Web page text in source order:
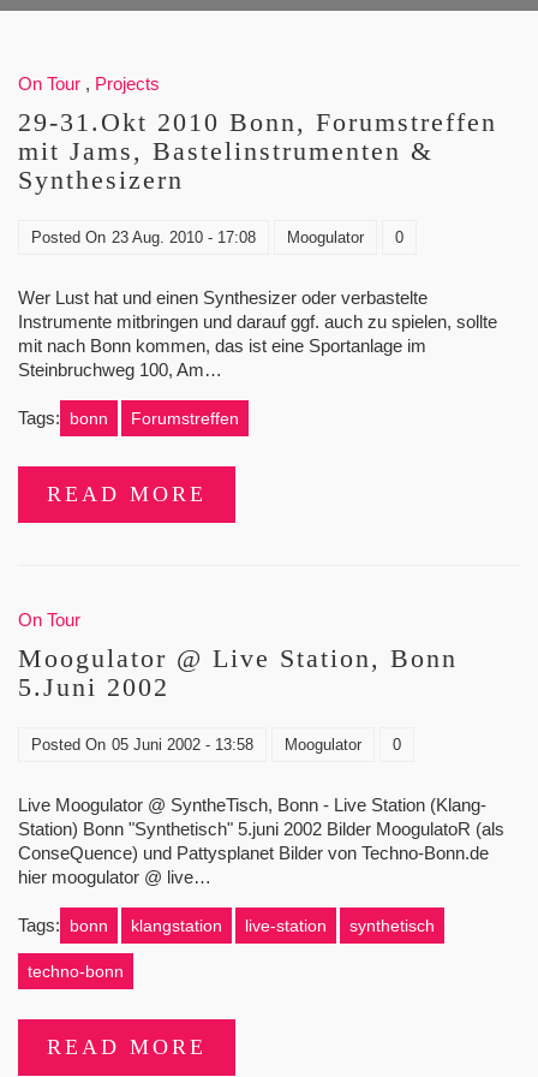
On Tour , Projects
29-31.Okt 2010 Bonn, Forumstreffen
mit Jams, Bastelinstrumenten &
Synthesizern
Posted On 23 Aug. 2010 - 17:08 Moogulator 0
Wer Lust hat und einen Synthesizer oder verbastelte
Instrumente mitbringen und darauf ggf. auch zu spielen, sollte
mit nach Bonn kommen, das ist eine Sportanlage im
Steinbruchweg 100, Am…
Tags: bonn Forumstreffen
READ MORE
On Tour
Moogulator @ Live Station, Bonn
5.Juni 2002
Posted On 05 Juni 2002 - 13:58 Moogulator 0
Live Moogulator @ SyntheTisch, Bonn - Live Station (Klang-
Station) Bonn "Synthetisch" 5.juni 2002 Bilder MoogulatoR (als
ConseQuence) und Pattysplanet Bilder von Techno-Bonn.de
hier moogulator @ live…
Tags: bonn klangstation live-station synthetisch
techno-bonn
READ MORE